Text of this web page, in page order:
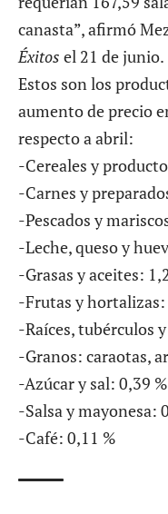
canasta”, afirmó
Éxitos el 21 de junio.
Estos son los
aumento de precio
respecto a abril:
-Cereales y
-Carnes y
-Pescados y
-Leche, queso y
-Grasas y aceites:
-Frutas y hortalizas:
-Raíces, tubérculos
-Granos: caraotas,
-Azúcar y sal: 0,39 %
-Salsa y mayonesa:
-Café: 0,11 %